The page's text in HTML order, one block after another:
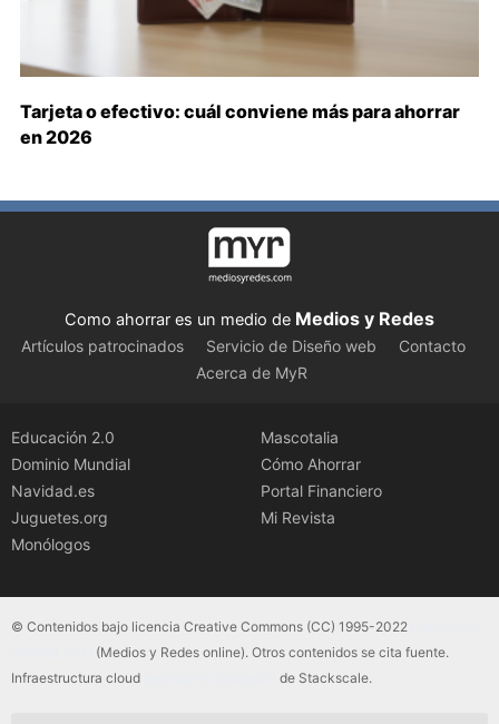
Tarjeta o efectivo: cuál conviene más para ahorrar
en 2026
Como ahorrar es un medio de Medios y Redes
Artículos patrocinados Servicio de Diseño web
Contacto
Acerca de MyR
Educación 2.0
Dominio Mundial
Navidad.es
Juguetes.org
Monólogos
Mascotalia
Cómo Ahorrar
Portal Financiero
Mi Revista
© Contenidos bajo licencia Creative Commons (CC) 1995-2022
(Medios y Redes online). Otros contenidos se cita fuente.
Infraestructura cloud
de Stackscale.